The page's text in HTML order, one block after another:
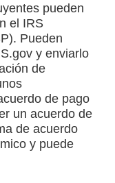
pueden
el IRS
Pueden
y enviarlo
de
de pago
un acuerdo de
de acuerdo
y puede